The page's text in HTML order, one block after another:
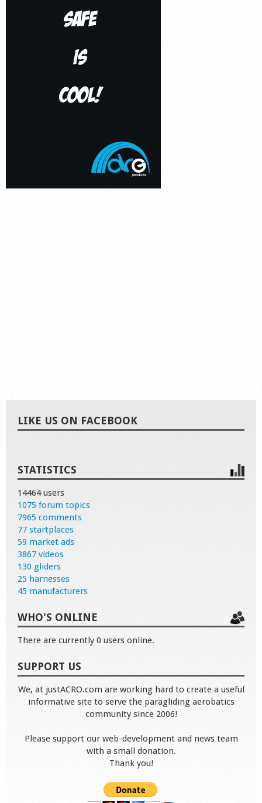
LIKE US ON FACEBOOK
STATISTICS
14464 users
1075 forum topics
7965 comments
77 startplaces
59 market ads
3867 videos
130 gliders
25 harnesses
45 manufacturers
WHO'S ONLINE
There are currently 0 users online.
SUPPORT US
We, at justACRO.com are working hard to create a useful
informative site to serve the paragliding aerobatics
community since 2006!
Please support our web-development and news team
with a small donation.
Thank you!